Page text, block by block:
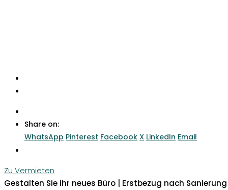
Share on:
WhatsApp Pinterest Facebook X LinkedIn Email
Zu Vermieten
Gestalten Sie ihr neues Büro | Erstbezug nach